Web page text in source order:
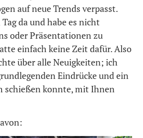
auf neue Trends verpasst.
da und habe es nicht
oder Präsentationen zu
einfach keine Zeit dafür. Also
über alle Neuigkeiten; ich
Eindrücke und ein
schießen konnte, mit Ihnen